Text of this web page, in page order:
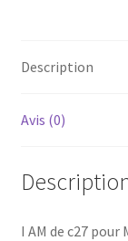
Description
Avis (0)
I AM de c27